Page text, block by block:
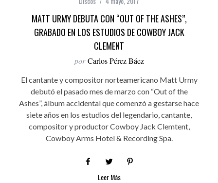
MATT URMY DEBUTA CON “OUT OF THE ASHES”,
GRABADO EN LOS ESTUDIOS DE COWBOY JACK
CLEMENT
por Carlos Pérez Báez
El cantante y compositor norteamericano Matt Urmy
debutó el pasado mes de marzo con “Out of the
Ashes”, álbum accidental que comenzó a gestarse hace
siete años en los estudios del legendario, cantante,
compositor y productor Cowboy Jack Clemtent,
Cowboy Arms Hotel & Recording Spa.
Leer Más